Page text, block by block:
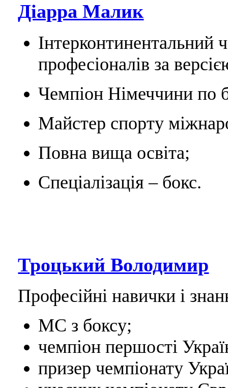
Діарра Малик
Інтерконтинентальний
професіоналів за
Чемпіон Німеччини по
Майстер спорту
Повна вища освіта;
Спеціалізація – бокс.
Троцький Володимир
Професійні навички і
МС з боксу;
чемпіон першості
призер чемпіонату